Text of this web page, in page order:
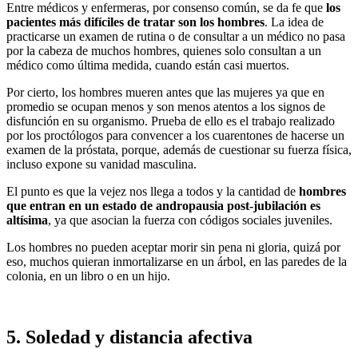
Entre médicos y enfermeras, por consenso común, se da fe que los
pacientes más difíciles de tratar son los hombres. La idea de
practicarse un examen de rutina o de consultar a un médico no pasa
por la cabeza de muchos hombres, quienes solo consultan a un
médico como última medida, cuando están casi muertos.
Por cierto, los hombres mueren antes que las mujeres ya que en
promedio se ocupan menos y son menos atentos a los signos de
disfunción en su organismo. Prueba de ello es el trabajo realizado
por los proctólogos para convencer a los cuarentones de hacerse un
examen de la próstata, porque, además de cuestionar su fuerza física,
incluso expone su vanidad masculina.
El punto es que la vejez nos llega a todos y la cantidad de hombres
que entran en un estado de andropausia post-jubilación es
altísima, ya que asocian la fuerza con códigos sociales juveniles.
Los hombres no pueden aceptar morir sin pena ni gloria, quizá por
eso, muchos quieran inmortalizarse en un árbol, en las paredes de la
colonia, en un libro o en un hijo.
5. Soledad y distancia afectiva